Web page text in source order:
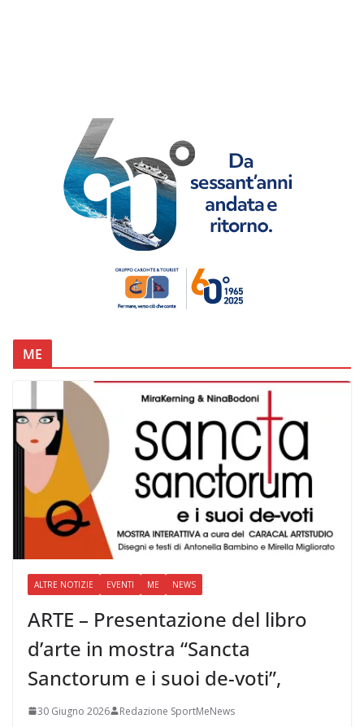
ME
ALTRE NOTIZIE EVENTI ME NEWS
ARTE – Presentazione del libro
d’arte in mostra “Sancta
Sanctorum e i suoi de-voti”,
30 Giugno 2026 Redazione SportMeNews